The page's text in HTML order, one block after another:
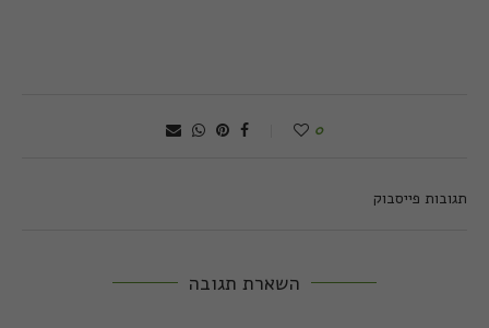
0
תגובות פייסבוק
השארת תגובה